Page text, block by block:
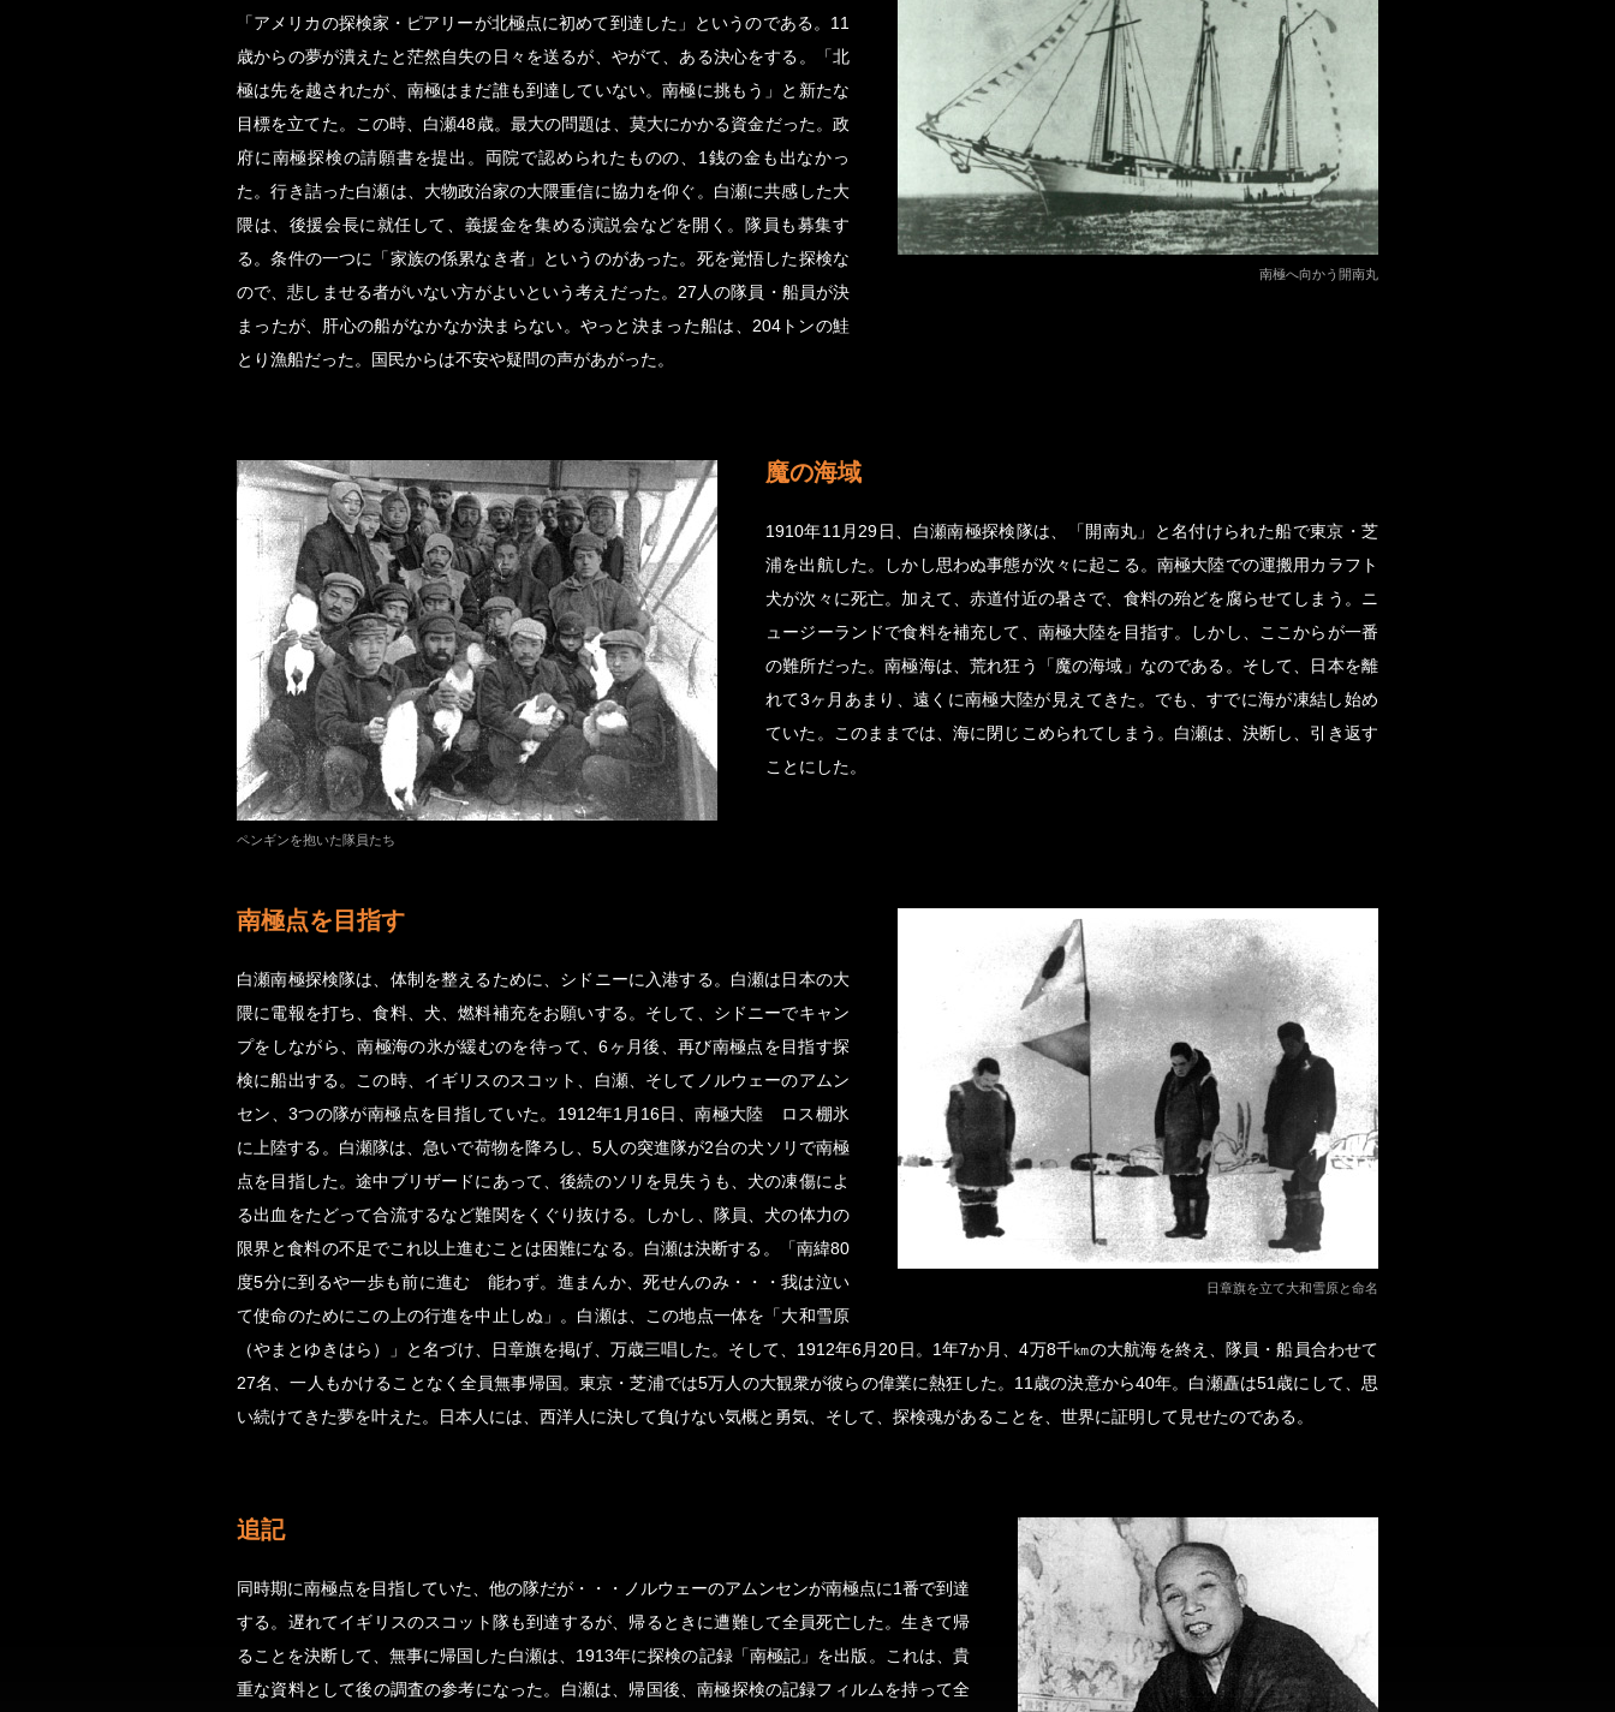
南極へ向かう開南丸
「アメリカの探検家・ピアリーが北極点に初めて到達した」というのである。11
歳からの夢が潰えたと茫然自失の日々を送るが、やがて、ある決心をする。「北
極は先を越されたが、南極はまだ誰も到達していない。南極に挑もう」と新たな
目標を立てた。この時、白瀬48歳。最大の問題は、莫大にかかる資金だった。政
府に南極探検の請願書を提出。両院で認められたものの、1銭の金も出なかっ
た。行き詰った白瀬は、大物政治家の大隈重信に協力を仰ぐ。白瀬に共感した大
隈は、後援会長に就任して、義援金を集める演説会などを開く。隊員も募集す
る。条件の一つに「家族の係累なき者」というのがあった。死を覚悟した探検な
ので、悲しませる者がいない方がよいという考えだった。27人の隊員・船員が決
まったが、肝心の船がなかなか決まらない。やっと決まった船は、204トンの鮭
とり漁船だった。国民からは不安や疑問の声があがった。
ペンギンを抱いた隊員たち
魔の海域
1910年11月29日、白瀬南極探検隊は、「開南丸」と名付けられた船で東京・芝
浦を出航した。しかし思わぬ事態が次々に起こる。南極大陸での運搬用カラフト
犬が次々に死亡。加えて、赤道付近の暑さで、食料の殆どを腐らせてしまう。ニ
ュージーランドで食料を補充して、南極大陸を目指す。しかし、ここからが一番
の難所だった。南極海は、荒れ狂う「魔の海域」なのである。そして、日本を離
れて3ヶ月あまり、遠くに南極大陸が見えてきた。でも、すでに海が凍結し始め
ていた。このままでは、海に閉じこめられてしまう。白瀬は、決断し、引き返す
ことにした。
日章旗を立て大和雪原と命名
南極点を目指す
白瀬南極探検隊は、体制を整えるために、シドニーに入港する。白瀬は日本の大
隈に電報を打ち、食料、犬、燃料補充をお願いする。そして、シドニーでキャン
プをしながら、南極海の氷が緩むのを待って、6ヶ月後、再び南極点を目指す探
検に船出する。この時、イギリスのスコット、白瀬、そしてノルウェーのアムン
セン、3つの隊が南極点を目指していた。1912年1月16日、南極大陸 ロス棚氷
に上陸する。白瀬隊は、急いで荷物を降ろし、5人の突進隊が2台の犬ソリで南極
点を目指した。途中ブリザードにあって、後続のソリを見失うも、犬の凍傷によ
る出血をたどって合流するなど難関をくぐり抜ける。しかし、隊員、犬の体力の
限界と食料の不足でこれ以上進むことは困難になる。白瀬は決断する。「南緯80
度5分に到るや一歩も前に進む 能わず。進まんか、死せんのみ・・・我は泣い
て使命のためにこの上の行進を中止しぬ」。白瀬は、この地点一体を「大和雪原
（やまとゆきはら）」と名づけ、日章旗を掲げ、万歳三唱した。そして、1912年6月20日。1年7か月、4万8千㎞の大航海を終え、隊員・船員合わせて
27名、一人もかけることなく全員無事帰国。東京・芝浦では5万人の大観衆が彼らの偉業に熱狂した。11歳の決意から40年。白瀬矗は51歳にして、思
い続けてきた夢を叶えた。日本人には、西洋人に決して負けない気概と勇気、そして、探検魂があることを、世界に証明して見せたのである。
追記
同時期に南極点を目指していた、他の隊だが・・・ノルウェーのアムンセンが南極点に1番で到達
する。遅れてイギリスのスコット隊も到達するが、帰るときに遭難して全員死亡した。生きて帰
ることを決断して、無事に帰国した白瀬は、1913年に探検の記録「南極記」を出版。これは、貴
重な資料として後の調査の参考になった。白瀬は、帰国後、南極探検の記録フィルムを持って全